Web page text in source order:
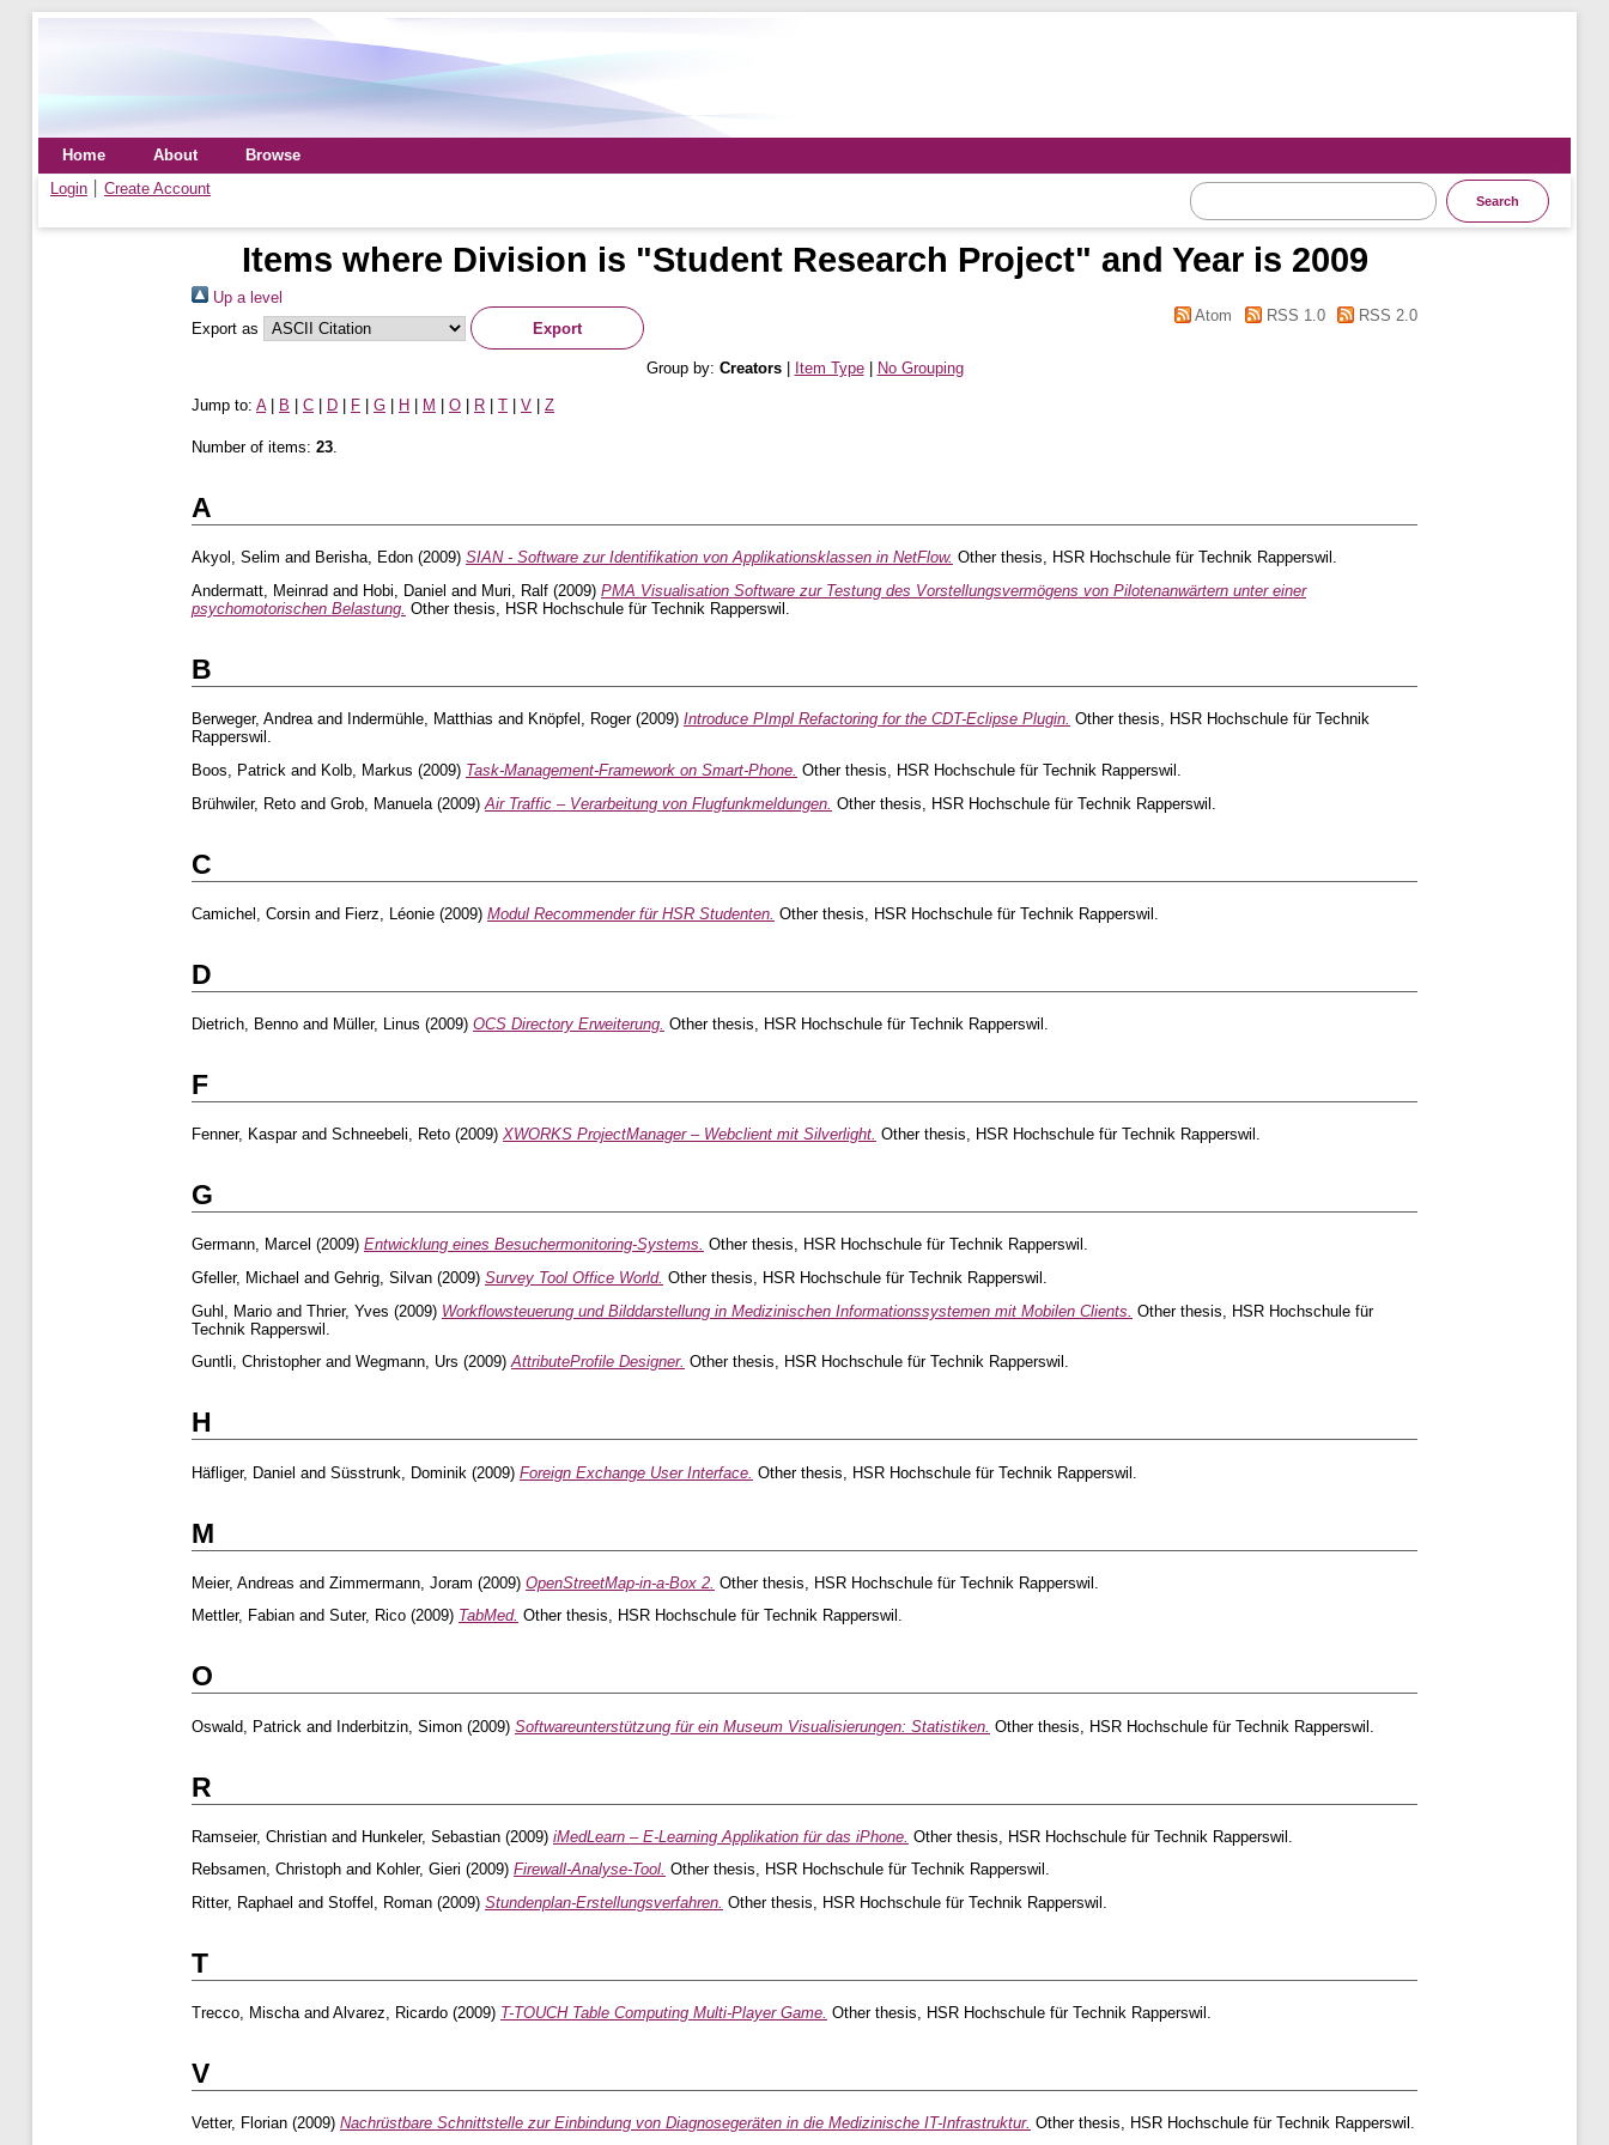
Home About
Browse
Login
Create Account
Items where Division is "Student Research Project" and Year is 2009
Up a level
Export as
Atom RSS 1.0 RSS 2.0
Group by: Creators| Item Type| No Grouping
Jump to: A| B C D F G H M O R T V Z
Number of items: 23.
A
Akyol, Selim and Berisha, Edon (2009) SIAN - Software zur Identifikation von Applikationsklassen in NetFlow. Other thesis, HSR Hochschule für Technik Rapperswil.
Andermatt, Meinrad and Hobi, Daniel and Muri, Ralf (2009) PMA Visualisation Software zur Testung des Vorstellungsvermögens von Pilotenanwärtern unter einer
psychomotorischen Belastung. Other thesis, HSR Hochschule für Technik Rapperswil.
B
Berweger, Andreaand Indermühle, Matthias and Knöpfel, Roger(2009) Introduce PImpl Refactoring for the CDT-Eclipse Plugin. Other thesis, HSR Hochschule für Technik
Rapperswil.
Boos, Patrick and Kolb, Markus (2009) Task-Management-Framework on Smart-Phone. Other thesis, HSR Hochschule für Technik Rapperswil.
Brühwiler, Reto and Grob, Manuela (2009) Air Traffic – Verarbeitung von Flugfunkmeldungen. Other thesis, HSR Hochschule für Technik Rapperswil.
C
Camichel, Corsin and Fierz, Léonie (2009) Modul Recommender für HSR Studenten. Other thesis, HSR Hochschule für Technik Rapperswil.
D
Dietrich, Benno and Müller, Linus (2009) OCS Directory Erweiterung. Other thesis, HSR Hochschule für Technik Rapperswil.
F
Fenner, Kasparand Schneebeli, Reto (2009) XWORKS ProjectManager – Webclient mit Silverlight. Other thesis, HSR Hochschule für Technik Rapperswil.
G
Germann, Marcel (2009) Entwicklung eines Besuchermonitoring-Systems. Other thesis, HSR Hochschule für Technik Rapperswil.
Gfeller, Michael and Gehrig, Silvan (2009) Survey Tool Office World. Other thesis, HSR Hochschule für Technik Rapperswil.
Guhl, Mario and Thrier, Yves (2009) Workflowsteuerung und Bilddarstellung in Medizinischen Informationssystemen mit Mobilen Clients. Other thesis, HSR Hochschule für
Technik Rapperswil.
Guntli, Christopherand Wegmann, Urs (2009)AttributeProfile Designer. Other thesis, HSR Hochschule für Technik Rapperswil.
H
Häfliger, Daniel and Süsstrunk, Dominik (2009) Foreign Exchange User Interface. Other thesis, HSR Hochschule für Technik Rapperswil.
M
Meier, Andreas and Zimmermann, Joram (2009) OpenStreetMap-in-a-Box 2. Other thesis, HSR Hochschule für Technik Rapperswil.
Mettler, Fabian and Suter, Rico (2009) TabMed. Other thesis, HSR Hochschule für Technik Rapperswil.
O
Oswald, Patrick and Inderbitzin, Simon (2009) Softwareunterstützung für ein Museum Visualisierungen: Statistiken. Other thesis, HSR Hochschule für Technik Rapperswil.
R
Ramseier, Christian and Hunkeler, Sebastian (2009) iMedLearn – E-Learning Applikation für das iPhone. Other thesis, HSR Hochschule für Technik Rapperswil.
Rebsamen, Christoph and Kohler, Gieri (2009) Firewall-Analyse-Tool. Other thesis, HSR Hochschule für Technik Rapperswil.
Ritter, Raphael and Stoffel, Roman (2009) Stundenplan-Erstellungsverfahren. Other thesis, HSR Hochschule für Technik Rapperswil.
T
Trecco, Mischaand Alvarez, Ricardo (2009) T-TOUCH Table Computing Multi-Player Game. Other thesis, HSR Hochschule für Technik Rapperswil.
V
Vetter, Florian (2009) Nachrüstbare Schnittstelle zur Einbindung von Diagnosegeräten in die Medizinische IT-Infrastruktur. Other thesis, HSR Hochschule für Technik Rapperswil.